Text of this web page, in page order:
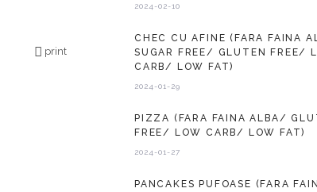
print
2024-02-10
CHEC CU AFINE (FARA FAINA
SUGAR FREE/ GLUTEN FREE/
CARB/ LOW FAT)
2024-01-29
PIZZA (FARA FAINA ALBA/
FREE/ LOW CARB/ LOW FAT)
2024-01-27
PANCAKES PUFOASE (FARA